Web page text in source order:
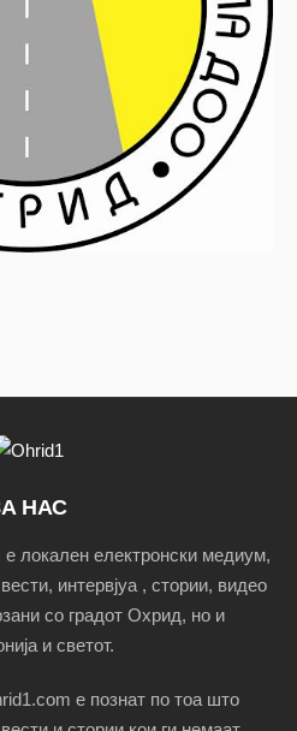
НАС
локален електронски медиум,
интервјуа , стории, видео
со градот Охрид, но и
и светот.
е познат по тоа што